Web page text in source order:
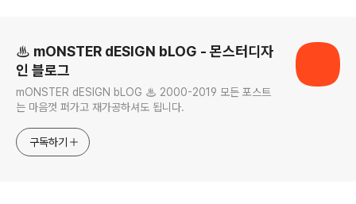
♨ mONSTER dESIGN bLOG - 몬스터디자
인 블로그
mONSTER dESIGN bLOG ♨ 2000-2019 모든 포스트
는 마음껏 퍼가고 재가공하셔도 됩니다.
구독하기